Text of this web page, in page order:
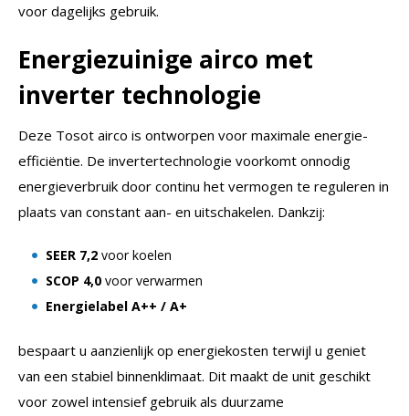
voor dagelijks gebruik.
Energiezuinige airco met
inverter technologie
Deze Tosot airco is ontworpen voor maximale energie-
efficiëntie. De invertertechnologie voorkomt onnodig
energieverbruik door continu het vermogen te reguleren in
plaats van constant aan- en uitschakelen. Dankzij:
SEER 7,2 voor koelen
SCOP 4,0 voor verwarmen
Energielabel A++ / A+
bespaart u aanzienlijk op energiekosten terwijl u geniet
van een stabiel binnenklimaat. Dit maakt de unit geschikt
voor zowel intensief gebruik als duurzame